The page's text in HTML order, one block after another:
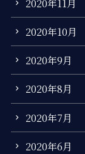
2020年11月
2020年10月
2020年9月
2020年8月
2020年7月
2020年6月